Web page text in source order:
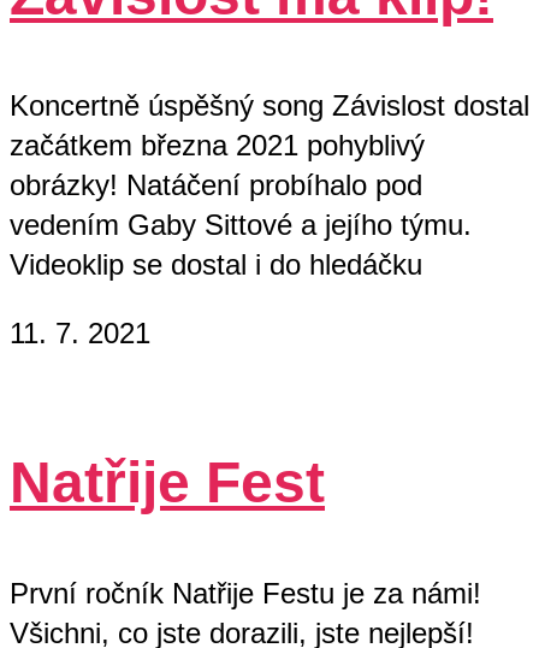
Koncertně úspěšný song Závislost dostal
začátkem března 2021 pohyblivý
obrázky! Natáčení probíhalo pod
vedením Gaby Sittové a jejího týmu.
Videoklip se dostal i do hledáčku
11. 7. 2021
Natřije Fest
První ročník Natřije Festu je za námi!
Všichni, co jste dorazili, jste nejlepší!